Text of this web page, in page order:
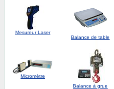
Mesureur Laser
Balance de table
Micromètre
Balance à grue